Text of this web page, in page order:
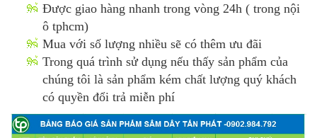
Được giao hàng nhanh trong vòng 24h ( trong nội
ô tphcm)
Mua với số lượng nhiều sẽ có thêm ưu đãi
Trong quá trình sử dụng nếu thấy sản phẩm của
chúng tôi là sản phẩm kém chất lượng quý khách
có quyền đổi trả miễn phí